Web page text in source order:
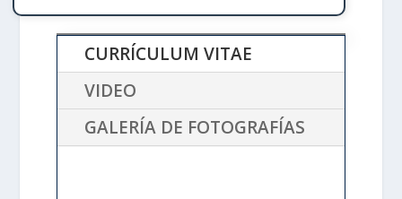
CURRÍCULUM VITAE
VIDEO
GALERÍA DE FOTOGRAFÍAS